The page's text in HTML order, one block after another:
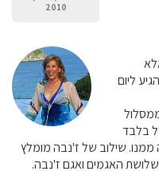
2010
ליום
בלבד
ממנו. שילוב של ז'נבה מומלץ
האגמים ואגם ז'נבה.